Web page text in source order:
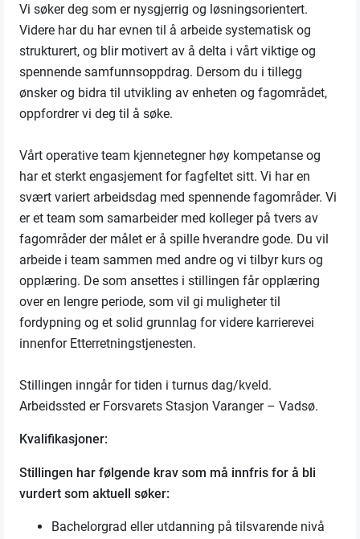
Vi søker deg som er nysgjerrig og løsningsorientert.
Videre har du har evnen til å arbeide systematisk og
strukturert, og blir motivert av å delta i vårt viktige og
spennende samfunnsoppdrag. Dersom du i tillegg
ønsker og bidra til utvikling av enheten og fagområdet,
oppfordrer vi deg til å søke.
Vårt operative team kjennetegner høy kompetanse og
har et sterkt engasjement for fagfeltet sitt. Vi har en
svært variert arbeidsdag med spennende fagområder. Vi
er et team som samarbeider med kolleger på tvers av
fagområder der målet er å spille hverandre gode. Du vil
arbeide i team sammen med andre og vi tilbyr kurs og
opplæring. De som ansettes i stillingen får opplæring
over en lengre periode, som vil gi muligheter til
fordypning og et solid grunnlag for videre karrierevei
innenfor Etterretningstjenesten.
Stillingen inngår for tiden i turnus dag/kveld.
Arbeidssted er Forsvarets Stasjon Varanger – Vadsø.
Kvalifikasjoner:
Stillingen har følgende krav som må innfris for å bli
vurdert som aktuell søker:
Bachelorgrad eller utdanning på tilsvarende nivå